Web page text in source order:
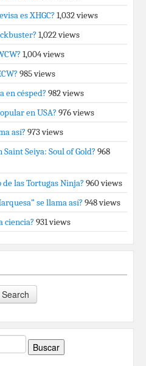
es XHGC? 1,032 views
1,022 views
1,004 views
985 views
en césped? 982 views
en USA? 976 views
así? 973 views
Saint Seiya: Soul of Gold? 968
las Tortugas Ninja? 960 views
se llama así? 948 views
ciencia? 931 views